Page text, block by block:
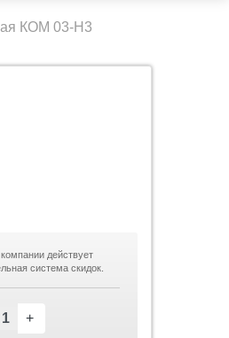
КОМ 03-Н3
действует
система скидок.
+